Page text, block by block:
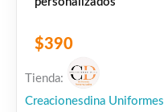
$390
Tienda:
Creacionesdina Uniformes